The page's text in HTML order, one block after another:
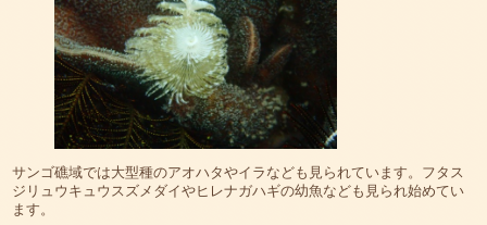
サンゴ礁域では大型種のアオハタやイラなども見られています。フタス
ジリュウキュウスズメダイやヒレナガハギの幼魚なども見られ始めてい
ます。